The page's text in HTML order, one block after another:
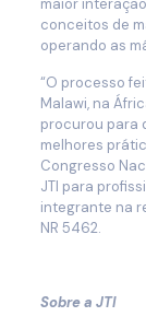
conceitos de
operando as
“O processo
Malawi, na
procurou para
melhores
Congresso
JTI para
integrante na
NR 5462.
Sobre a JTI